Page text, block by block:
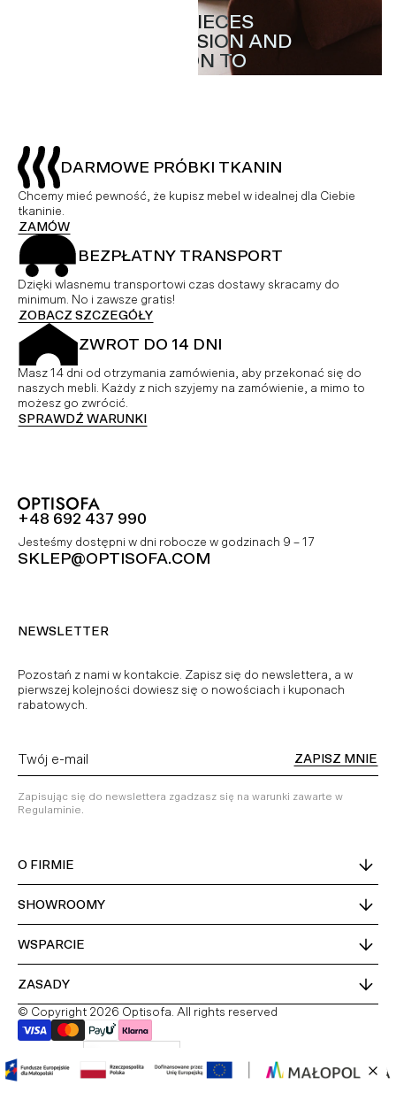
MASTERPIECES
WITH PASSION AND
ATTENTION TO
MASTERPIECES
WITH PASSION AND
ATTENTION TO
DARMOWE PRÓBKI TKANIN
Chcemy mieć pewność, że kupisz mebel w idealnej dla Ciebie
tkaninie.
ZAMÓW
BEZPŁATNY TRANSPORT
Dzięki wlasnemu transportowi czas dostawy skracamy do
minimum. No i zawsze gratis!
ZOBACZ SZCZEGÓŁY
ZWROT DO 14 DNI
Masz 14 dni od otrzymania zamówienia, aby przekonać się do
naszych mebli. Każdy z nich szyjemy na zamówienie, a mimo to
możesz go zwrócić.
SPRAWDŹ WARUNKI
+48 692 437 990
Jesteśmy dostępni w dni robocze w godzinach 9 – 17
SKLEP@OPTISOFA.COM
NEWSLETTER
Pozostań z nami w kontakcie. Zapisz się do newslettera, a w
pierwszej kolejności dowiesz się o nowościach i kuponach
rabatowych.
ZAPISZ MNIE
Zapisując się do newslettera zgadzasz się na warunki zawarte w
Regulaminie.
O FIRMIE
SHOWROOMY
WSPARCIE
ZASADY
© Copyright 2026 Optisofa. All rights reserved